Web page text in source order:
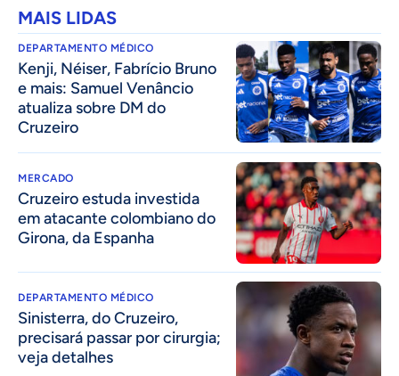
MAIS LIDAS
DEPARTAMENTO MÉDICO
Kenji, Néiser, Fabrício Bruno
e mais: Samuel Venâncio
atualiza sobre DM do
Cruzeiro
MERCADO
Cruzeiro estuda investida
em atacante colombiano do
Girona, da Espanha
DEPARTAMENTO MÉDICO
Sinisterra, do Cruzeiro,
precisará passar por cirurgia;
veja detalhes